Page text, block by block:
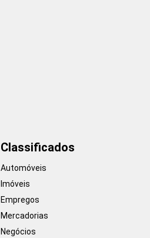
Classificados
Automóveis
Imóveis
Empregos
Mercadorias
Negócios